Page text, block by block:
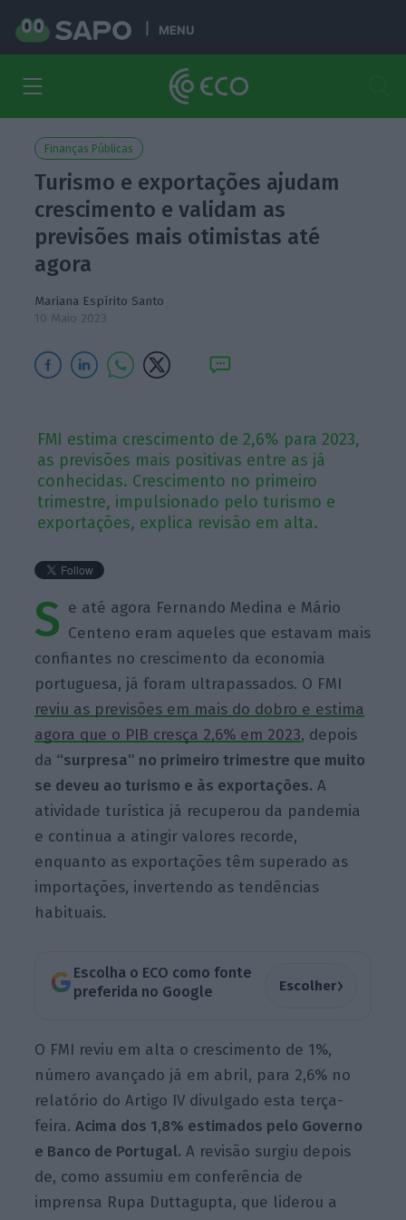
MENU
Finanças Públicas
Turismo e exportações ajudam
crescimento e validam as
previsões mais otimistas até
agora
Mariana Espírito Santo
10 Maio 2023
FMI estima crescimento de 2,6% para 2023,
as previsões mais positivas entre as já
conhecidas. Crescimento no primeiro
trimestre, impulsionado pelo turismo e
exportações, explica revisão em alta.
S e até agora Fernando Medina e Mário
Centeno eram aqueles que estavam mais
confiantes no crescimento da economia
portuguesa, já foram ultrapassados. O FMI
reviu as previsões em mais do dobro e estima
agora que o PIB cresça 2,6% em 2023, depois
da “surpresa” no primeiro trimestre que muito
se deveu ao turismo e às exportações. A
atividade turística já recuperou da pandemia
e continua a atingir valores recorde,
enquanto as exportações têm superado as
importações, invertendo as tendências
habituais.
Escolha o ECO como fonte
preferida no Google
Escolher›
O FMI reviu em alta o crescimento de 1%,
número avançado já em abril, para 2,6% no
relatório do Artigo IV divulgado esta terça-
feira.Acima dos 1,8% estimados pelo Governo
e Banco de Portugal. A revisão surgiu depois
de, como assumiu em conferência de
imprensa Rupa Duttagupta, que liderou a